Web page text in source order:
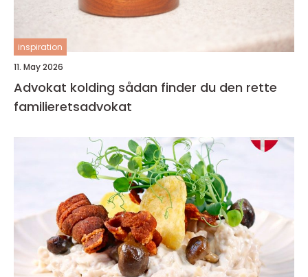
inspiration
11. May 2026
Advokat kolding sådan finder du den rette
familieretsadvokat